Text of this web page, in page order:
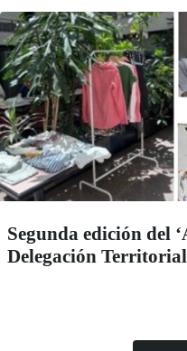
Segunda edición del
Delegación